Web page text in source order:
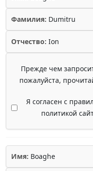
Фамилия: Dumitru
Отчество: Ion
Прежде чем
пожалуйста,
Я согласен с
политикой
Имя: Boaghe